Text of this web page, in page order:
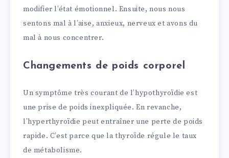
modifier l’état émotionnel. Ensuite, nous nous
sentons mal à l’aise, anxieux, nerveux et avons du
mal à nous concentrer.
Changements de poids corporel
Un symptôme très courant de l’hypothyroïdie est
une prise de poids inexpliquée. En revanche,
l’hyperthyroïdie peut entraîner une perte de poids
rapide. C’est parce que la thyroïde régule le taux
de métabolisme.